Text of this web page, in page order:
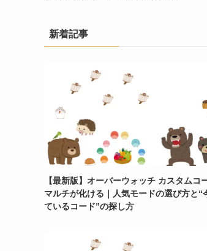
新着記事
【最新版】オーバーウォッチ カスタムコ
マルチが化ける｜人気モードの選び方と“
ているコード”の探し方